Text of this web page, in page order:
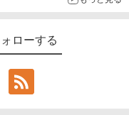
ローする